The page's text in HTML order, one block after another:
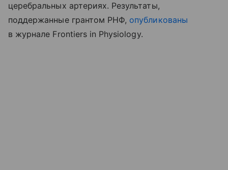
церебральных артериях. Результаты,
поддержанные грантом РНФ, опубликованы
в журнале Frontiers in Physiology.